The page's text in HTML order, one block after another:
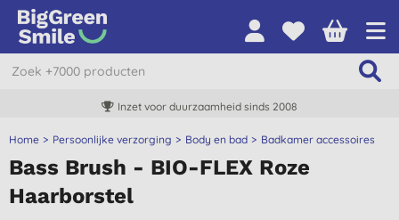
Inzet voor duurzaamheid sinds 2008
Home Persoonlijke verzorging Body en bad Badkamer accessoires
Bass Brush - BIO-FLEX Roze
Haarborstel